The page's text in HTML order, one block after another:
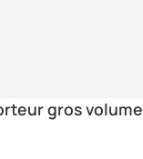
gros volume